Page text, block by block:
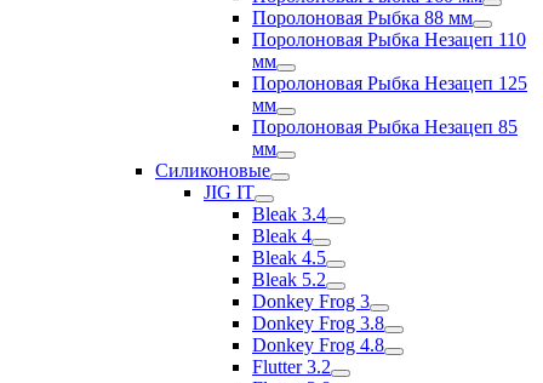
Поролоновая Рыбка 88 мм
Поролоновая Рыбка Незацеп 110
мм
Поролоновая Рыбка Незацеп 125
мм
Поролоновая Рыбка Незацеп 85
мм
Силиконовые
JIG IT
Bleak 3.4
Bleak 4
Bleak 4.5
Bleak 5.2
Donkey Frog 3
Donkey Frog 3.8
Donkey Frog 4.8
Flutter 3.2